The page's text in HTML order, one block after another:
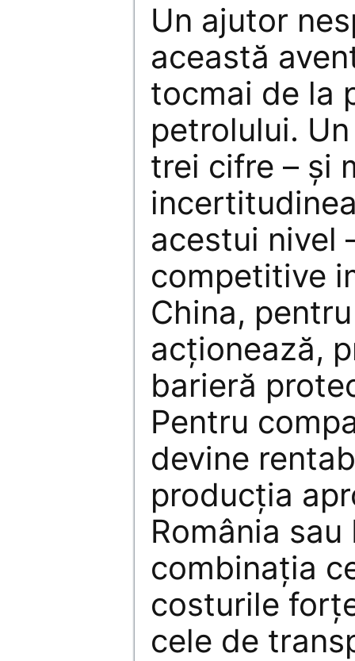
Un ajutor
această
tocmai de la
petrolului.
trei cifre – şi
acestui nivel
competitive
China,
acţionează,
barieră
Pentru
devine
producţia
România
combinaţia
costurile
cele de